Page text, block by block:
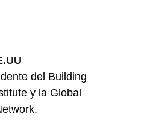
del Building
y la Global